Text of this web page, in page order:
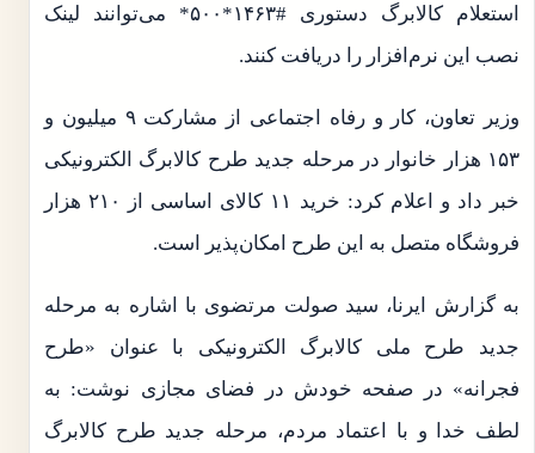
استعلام کالابرگ دستوری #۱۴۶۳*۵۰۰* می‌توانند لینک
نصب این نرم‌افزار را دریافت کنند.
وزیر تعاون، کار و رفاه اجتماعی از مشارکت ۹ میلیون و
۱۵۳ هزار خانوار در مرحله جدید طرح کالابرگ الکترونیکی
خبر داد و اعلام کرد: خرید ۱۱ کالای اساسی از ۲۱۰ هزار
فروشگاه متصل به این طرح امکان‌پذیر است.
به گزارش ایرنا، سید صولت مرتضوی با اشاره به مرحله
جدید طرح ملی کالابرگ الکترونیکی با عنوان «طرح
فجرانه» در صفحه خودش در فضای مجازی نوشت: به
لطف خدا و با اعتماد مردم، مرحله جدید طرح کالابرگ